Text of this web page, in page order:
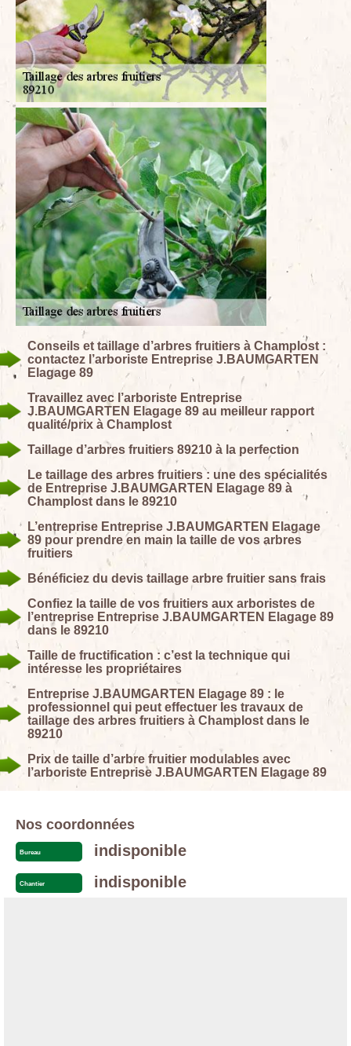
Conseils et taillage d’arbres fruitiers à Champlost :
contactez l’arboriste Entreprise J.BAUMGARTEN
Elagage 89
Travaillez avec l’arboriste Entreprise
J.BAUMGARTEN Elagage 89 au meilleur rapport
qualité/prix à Champlost
Taillage d’arbres fruitiers 89210 à la perfection
Le taillage des arbres fruitiers : une des spécialités
de Entreprise J.BAUMGARTEN Elagage 89 à
Champlost dans le 89210
L’entreprise Entreprise J.BAUMGARTEN Elagage
89 pour prendre en main la taille de vos arbres
fruitiers
Bénéficiez du devis taillage arbre fruitier sans frais
Confiez la taille de vos fruitiers aux arboristes de
l’entreprise Entreprise J.BAUMGARTEN Elagage 89
dans le 89210
Taille de fructification : c’est la technique qui
intéresse les propriétaires
Entreprise J.BAUMGARTEN Elagage 89 : le
professionnel qui peut effectuer les travaux de
taillage des arbres fruitiers à Champlost dans le
89210
Prix de taille d’arbre fruitier modulables avec
l’arboriste Entreprise J.BAUMGARTEN Elagage 89
Nos coordonnées
Bureau indisponible
Chantier indisponible